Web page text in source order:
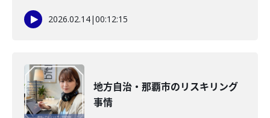
2026.02.14|00:12:15
地方自治・那覇市のリスキリング
事情